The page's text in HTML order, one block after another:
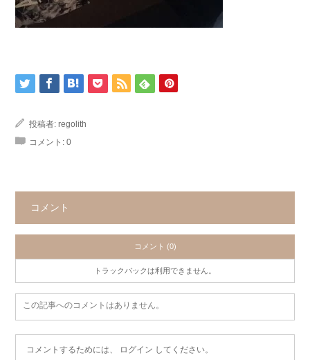
投稿者: regolith
コメント: 0
コメント
コメント (0)
トラックバックは利用できません。
この記事へのコメントはありません。
コメントするためには、 ログイン してください。